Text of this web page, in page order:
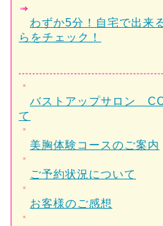
わずか5分！自宅で出来
らをチェック！
バストアップサロン
て
美胸体験コースのご案内
ご予約状況について
お客様のご感想